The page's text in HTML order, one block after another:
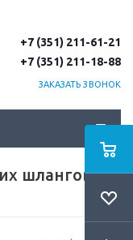
+7 (351) 211-61-21
+7 (351) 211-18-88
ЗАКАЗАТЬ ЗВОНОК
шлангов DN